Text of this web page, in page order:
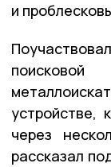
и
устройстве,
через
рассказал